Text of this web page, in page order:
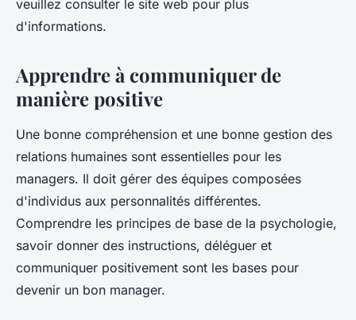
veuillez consulter le site web pour plus
d'informations.
Apprendre à communiquer de
manière positive
Une bonne compréhension et une bonne gestion des
relations humaines sont essentielles pour les
managers. Il doit gérer des équipes composées
d'individus aux personnalités différentes.
Comprendre les principes de base de la psychologie,
savoir donner des instructions, déléguer et
communiquer positivement sont les bases pour
devenir un bon manager.